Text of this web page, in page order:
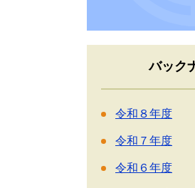
バック
令和８年度
令和７年度
令和６年度